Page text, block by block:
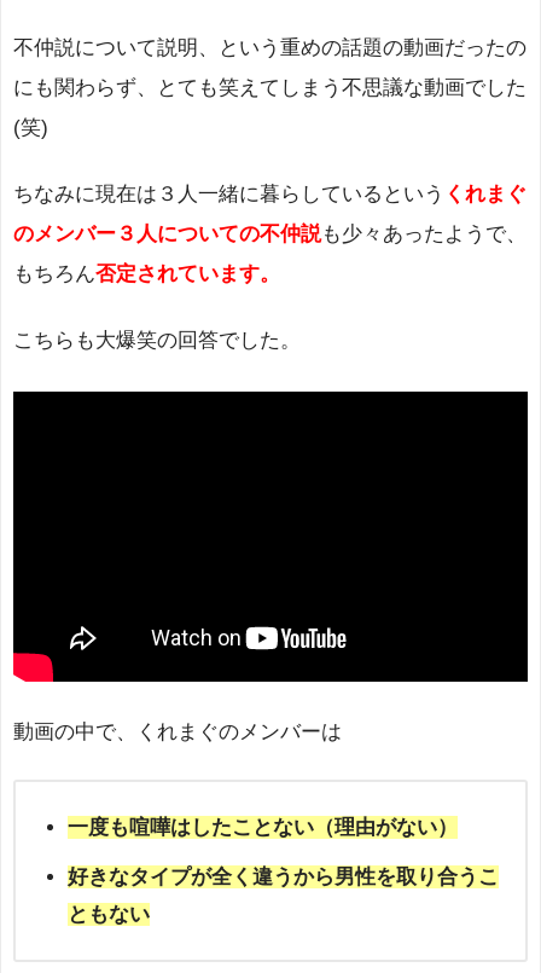
不仲説について説明、という重めの話題の動画だったの
にも関わらず、とても笑えてしまう不思議な動画でした
(笑)
ちなみに現在は３人一緒に暮らしているという くれまぐ
のメンバー３人についての不仲説も少々あったようで、
もちろん否定されています。
こちらも大爆笑の回答でした。
動画の中で、くれまぐのメンバーは
一度も喧嘩はしたことない（理由がない）
好きなタイプが全く違うから男性を取り合うこ
ともない